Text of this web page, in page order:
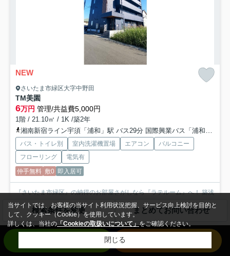
NEW
さいたま市緑区大字中野田
TM美園
6万円 管理/共益費5,000円
1階 / 21.10㎡ / 1K /築2年
湘南新宿ライン宇須「浦和」駅 バス29分 国際興業バス「浦和美園駅西口」 停歩8分
バス・トイレ別 室内洗濯機置場 エアコン
バルコニー
フローリング
電気有
仲手無料 敷0 即入居可
『さいたま市緑区』の納得のお部屋さがしなら『ラテルーム』へ！ 築浅
のお部屋で新生活・入居審査が心配の方・初期費用を抑えた...もっと見
る
検索条件を変更 まとめてお問い合わせ
当サイトでは、お客様の当サイト利用状況把握、サービス向上検討を目的と
して、クッキー（Cookie）を使用しています。
詳しくは、当社の「Cookieの取扱いについて」をご確認ください。
閉じる